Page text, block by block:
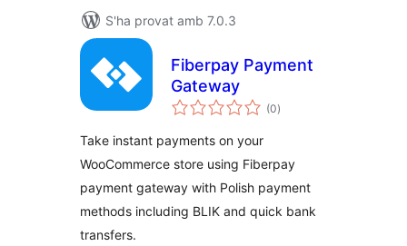
S'ha provat amb 7.0.3
Fiberpay Payment
Gateway
(0puntuacions
totals
)
Take instant payments on your
WooCommerce store using Fiberpay
payment gateway with Polish payment
methods including BLIK and quick bank
transfers.